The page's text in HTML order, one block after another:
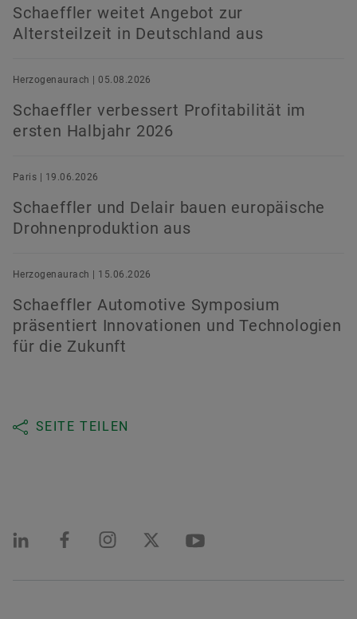
Schaeffler weitet Angebot zur
Altersteilzeit in Deutschland aus
Herzogenaurach | 05.08.2026
Schaeffler verbessert Profitabilität im
ersten Halbjahr 2026
Paris | 19.06.2026
Schaeffler und Delair bauen europäische
Drohnenproduktion aus
Herzogenaurach | 15.06.2026
Schaeffler Automotive Symposium
präsentiert Innovationen und Technologien
für die Zukunft
SEITE TEILEN